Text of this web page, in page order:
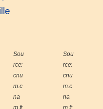
Sou
rce:
cnu
m.c
na
m.fr
Sou
rce:
cnu
m.c
na
m.fr